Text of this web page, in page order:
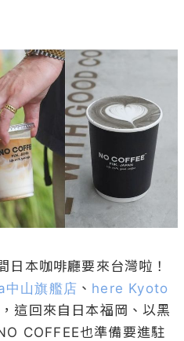
日本咖啡廳要來台灣啦！
山旗艦店 、 here Kyoto
這回來自日本福岡、以黑
COFFEE也準備要進駐